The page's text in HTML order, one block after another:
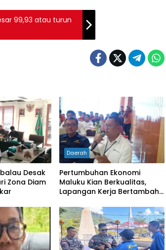
99,93 atau turun
Desak
Zona Diam
Daerah
Pertumbuhan Ekonomi
Maluku Kian Berkualitas,
Lapangan Kerja Bertambah